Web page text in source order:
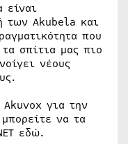
είναι
των Akubela και
που
σπίτια μας πιο
νέους
για την
να τα
εδώ.